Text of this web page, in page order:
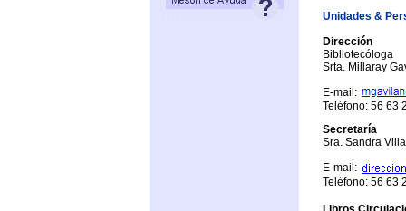
Unidades &
Dirección
Bibliotecóloga
Srta. Millaray
E-mail:
Teléfono: 56 63
Secretaría
Sra. Sandra
E-mail:
Teléfono: 56 63